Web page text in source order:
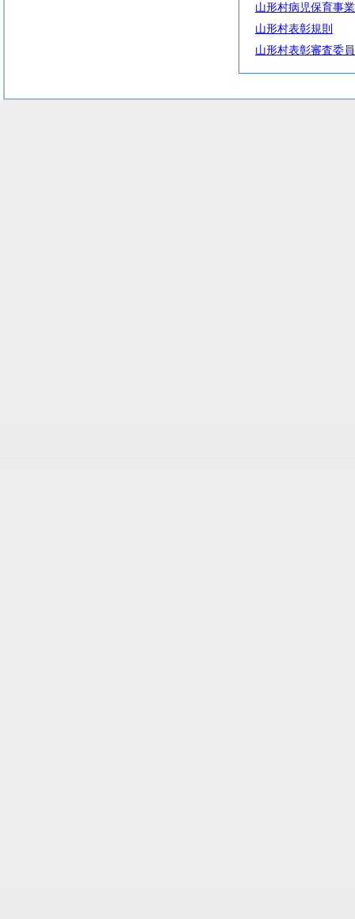
山形村病児保育事
山形村表彰規則
山形村表彰審査委